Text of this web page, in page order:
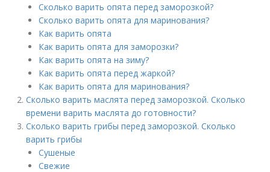
Сколько варить опята перед заморозкой?
Сколько варить опята для маринования?
Как варить опята
Как варить опята для заморозки?
Как варить опята на зиму?
Как варить опята перед жаркой?
Как варить опята для маринования?
Сколько варить маслята перед заморозкой. Сколько
времени варить маслята до готовности?
Сколько варить грибы перед заморозкой. Сколько
варить грибы
Сушеные
Свежие